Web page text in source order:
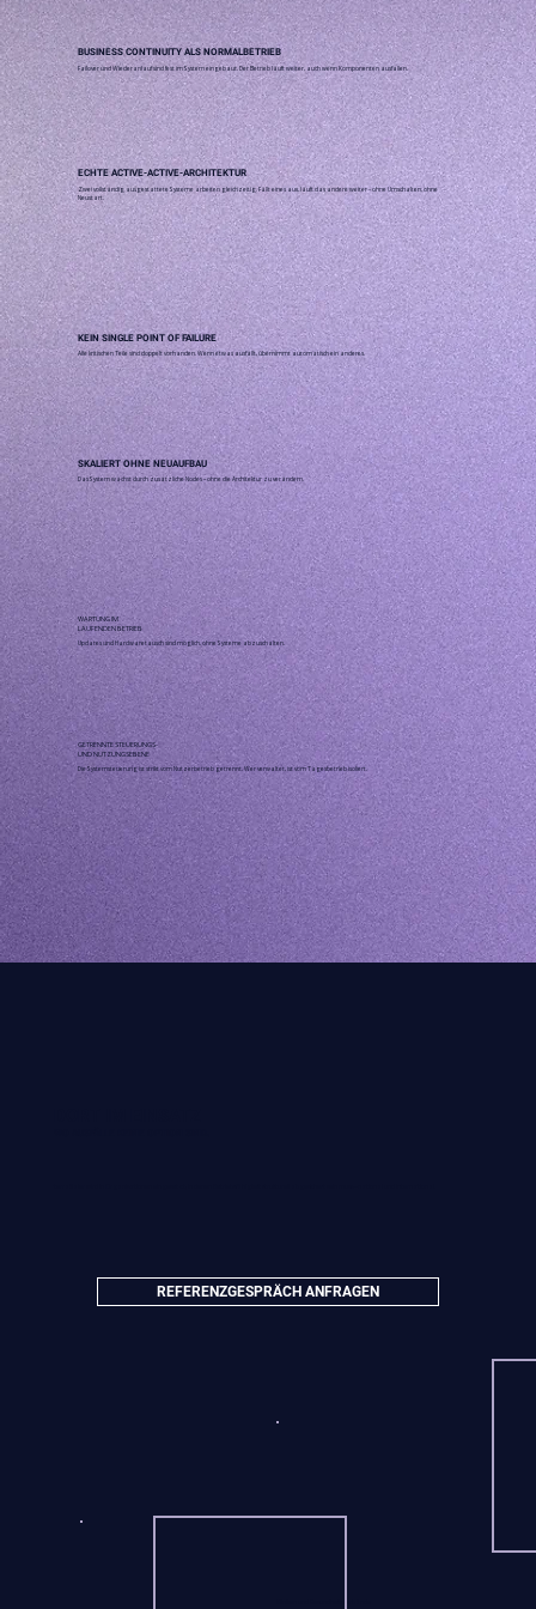
BUSINESS CONTINUITY ALS NORMALBETRIEB
Failover und Wiederanlauf sind fest im System eingebaut. Der Betrieb läuft weiter, auch wenn Komponenten ausfallen.
ECHTE ACTIVE-ACTIVE-ARCHITEKTUR
Zwei vollständig ausgestattete Systeme arbeiten gleichzeitig. Fällt eines aus, läuft das andere weiter – ohne Umschalten, ohne
Neustart.
KEIN SINGLE POINT OF FAILURE
Alle kritischen Teile sind doppelt vorhanden. Wenn etwas ausfällt, übernimmt automatisch ein anderes.
SKALIERT OHNE NEUAUFBAU
Das System wächst durch zusätzliche Nodes – ohne die Architektur zu verändern.
WARTUNG IM
LAUFENDEN BETRIEB
Updates und Hardwaretausch sind möglich, ohne Systeme abzuschalten.
GETRENNTE STEUERUNGS-
UND NUTZUNGSEBENE
Die Systemsteuerung ist strikt vom Nutzerbetrieb getrennt. Wer verwaltet, ist vom Tagesbetrieb isoliert.
REFERENZGESPRÄCH ANFRAGEN